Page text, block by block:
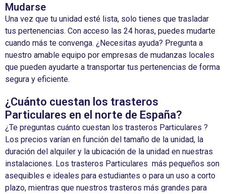
Mudarse
Una vez que tu unidad esté lista, solo tienes que trasladar
tus pertenencias. Con acceso las 24 horas, puedes mudarte
cuando más te convenga. ¿ Necesitas ayuda? Pregunta a
nuestro amable equipo por empresas de mudanzas locales
que pueden ayudarte a transportar tus pertenencias de forma
segura y eficiente.
¿Cuánto cuestan los trasteros
Particulares en el norte de España?
¿Te preguntas cuánto cuestan los trasteros Particulares ?
Los precios varían en función del tamaño de la unidad, la
duración del alquiler y la ubicación de la unidad en nuestras
instalaciones. Los trasteros Particulares más pequeños son
asequibles e ideales para estudiantes o para un uso a corto
plazo, mientras que nuestros trasteros más grandes para